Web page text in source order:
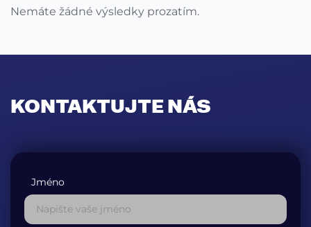
Nemáte žádné výsledky prozatím.
KONTAKTUJTE NÁS
Jméno